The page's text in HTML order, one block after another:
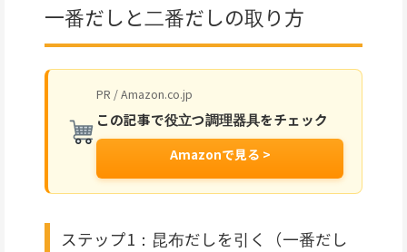
一番だしと二番だしの取り方
PR / Amazon.co.jp
この記事で役立つ調理器具をチェック
Amazonで見る >
ステップ1：昆布だしを引く（一番だし